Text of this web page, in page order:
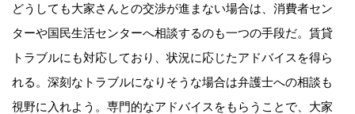
どうしても大家さんとの交渉が進まない場合は、消費者セン
ターや国民生活センターへ相談するのも一つの手段だ。賃貸
トラブルにも対応しており、状況に応じたアドバイスを得ら
れる。深刻なトラブルになりそうな場合は弁護士への相談も
視野に入れよう。専門的なアドバイスをもらうことで、大家